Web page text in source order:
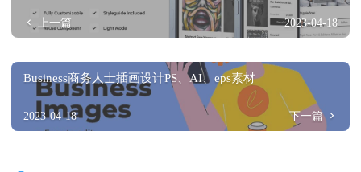
上一篇 2023-04-18
Business商务人士插画设计PS、AI、eps素材
2023-04-18 下一篇